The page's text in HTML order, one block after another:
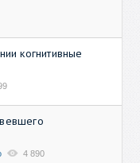
когнитивные
4 890